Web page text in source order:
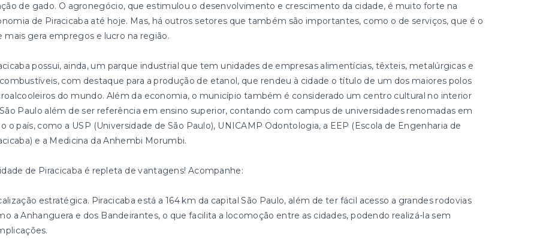
de gado. O agronegócio, que estimulou o desenvolvimento e crescimento da cidade, é muito forte na
de Piracicaba até hoje. Mas, há outros setores que também são importantes, como o de serviços, que é o
mais gera empregos e lucro na região.
possui, ainda, um parque industrial que tem unidades de empresas alimentícias, têxteis, metalúrgicas e
com destaque para a produção de etanol, que rendeu à cidade o título de um dos maiores polos
do mundo. Além da economia, o município também é considerado um centro cultural no interior
Paulo além de ser referência em ensino superior, contando com campus de universidades renomadas em
o país, como a USP (Universidade de São Paulo), UNICAMP Odontologia, a EEP (Escola de Engenharia de
e a Medicina da Anhembi Morumbi.
de Piracicaba é repleta de vantagens! Acompanhe:
estratégica. Piracicaba está a 164 km da capital São Paulo, além de ter fácil acesso a grandes rodovias
a Anhanguera e dos Bandeirantes, o que facilita a locomoção entre as cidades, podendo realizá-la sem